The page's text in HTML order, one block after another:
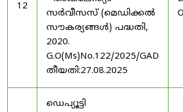
12
സർവീസസ് (മെഡിക്കൽ
സൗകര്യങ്ങൾ) പദ്ധതി,
2020.
G.O(Ms)No.122/2025/GAD
തീയതി:27.08.2025
ഡെപ്യൂട്ടി